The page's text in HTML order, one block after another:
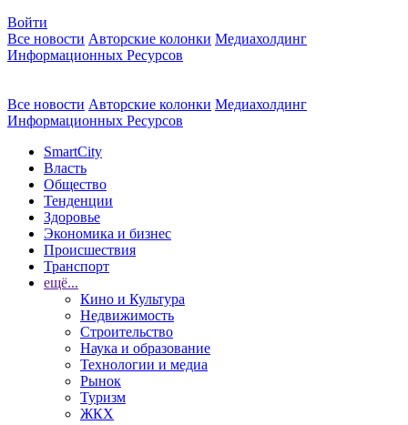
Войти
Все новости Авторские колонки Медиахолдинг
Информационных Ресурсов
Все новости Авторские колонки Медиахолдинг
Информационных Ресурсов
SmartCity
Власть
Общество
Тенденции
Здоровье
Экономика и бизнес
Происшествия
Транспорт
ещё...
Кино и Культура
Недвижимость
Строительство
Наука и образование
Технологии и медиа
Рынок
Туризм
ЖКХ